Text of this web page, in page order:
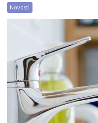
Novosti